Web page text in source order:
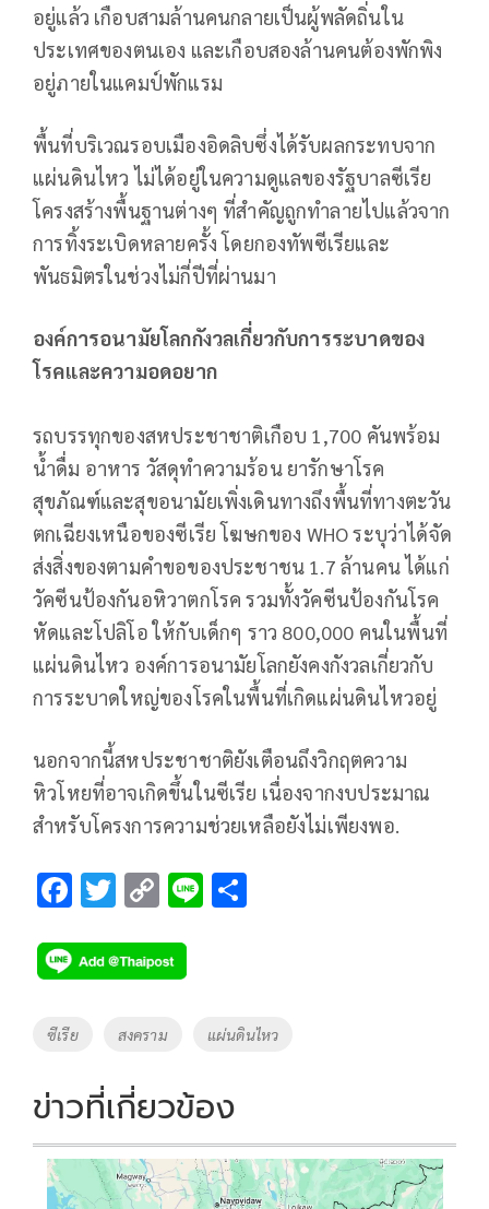
อยู่แล้ว เกือบสามล้านคนกลายเป็นผู้พลัดถิ่นใน
ประเทศของตนเอง และเกือบสองล้านคนต้องพักพิง
อยู่ภายในแคมป์พักแรม
พื้นที่บริเวณรอบเมืองอิดลิบซึ่งได้รับผลกระทบจาก
แผ่นดินไหว ไม่ได้อยู่ในความดูแลของรัฐบาลซีเรีย
โครงสร้างพื้นฐานต่างๆ ที่สำคัญถูกทำลายไปแล้วจาก
การทิ้งระเบิดหลายครั้ง โดยกองทัพซีเรียและ
พันธมิตรในช่วงไม่กี่ปีที่ผ่านมา
องค์การอนามัยโลกกังวลเกี่ยวกับการระบาดของ
โรคและความอดอยาก
รถบรรทุกของสหประชาชาติเกือบ 1,700 คันพร้อม
น้ำดื่ม อาหาร วัสดุทำความร้อน ยารักษาโรค
สุขภัณฑ์และสุขอนามัยเพิ่งเดินทางถึงพื้นที่ทางตะวัน
ตกเฉียงเหนือของซีเรีย โฆษกของ WHO ระบุว่าได้จัด
ส่งสิ่งของตามคำขอของประชาชน 1.7 ล้านคน ได้แก่
วัคซีนป้องกันอหิวาตกโรค รวมทั้งวัคซีนป้องกันโรค
หัดและโปลิโอ ให้กับเด็กๆ ราว 800,000 คนในพื้นที่
แผ่นดินไหว องค์การอนามัยโลกยังคงกังวลเกี่ยวกับ
การระบาดใหญ่ของโรคในพื้นที่เกิดแผ่นดินไหวอยู่
นอกจากนี้สหประชาชาติยังเตือนถึงวิกฤตความ
หิวโหยที่อาจเกิดขึ้นในซีเรีย เนื่องจากงบประมาณ
สำหรับโครงการความช่วยเหลือยังไม่เพียงพอ.
F
e
b
o
k
T
tt
er
C
p
y
Li
k
Li
Tags
ซีเรีย สงคราม แผ่นดินไหว
ข่าวที่เกี่ยวข้อง